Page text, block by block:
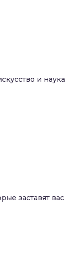
и наука
заставят вас